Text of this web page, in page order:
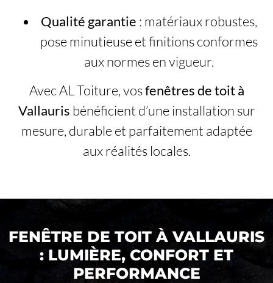
Qualité garantie : matériaux robustes,
pose minutieuse et finitions conformes
aux normes en vigueur.
Avec AL Toiture, vosfenêtres de toit à
Vallauris bénéficient d’une installation sur
mesure, durable et parfaitement adaptée
aux réalités locales.
FENÊTRE DE TOIT À VALLAURIS
: LUMIÈRE, CONFORT ET
PERFORMANCE